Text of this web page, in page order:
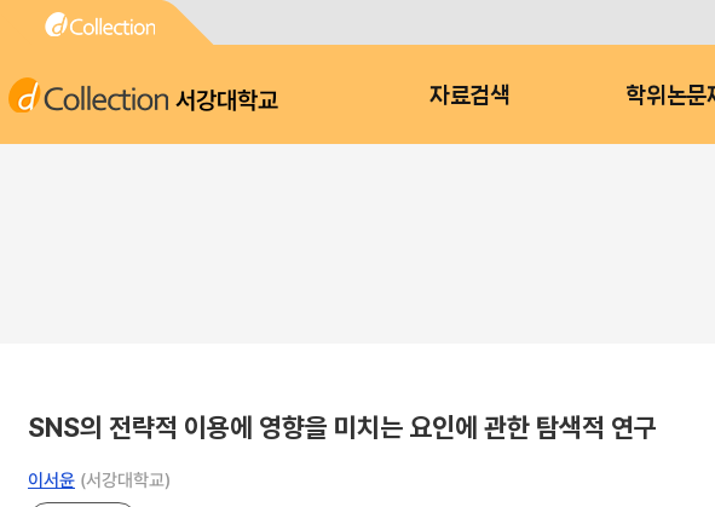
서강대학교 자료검색 학위논문
SNS의 전략적 이용에 영향을 미치는 요인에 관한 탐색적 연구
이서윤 (서강대학교)